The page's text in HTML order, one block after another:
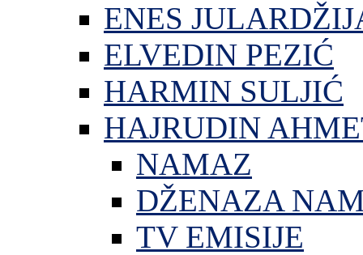
ENES
ELVEDIN PEZIĆ
HARMIN SULJIĆ
HAJRUDIN
NAMAZ
DŽENAZA
TV EMISIJE